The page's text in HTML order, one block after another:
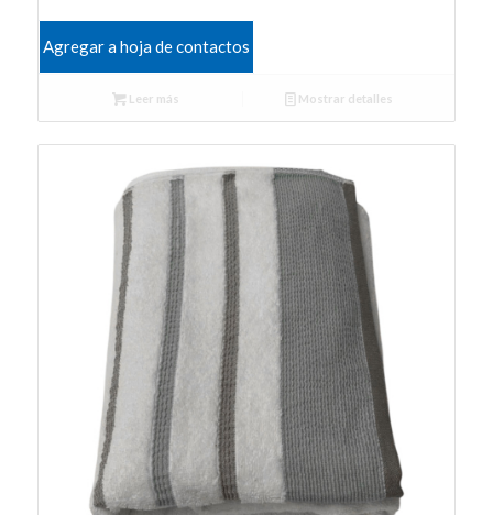
Agregar a hoja de contactos
Leer más Mostrar detalles